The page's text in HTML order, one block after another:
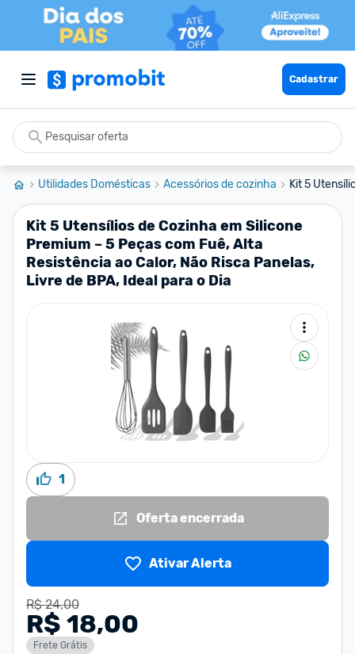
Cadastrar
Utilidades Domésticas Acessórios de cozinha Kit 5
Kit 5 Utensílios de Cozinha em Silicone
Premium – 5 Peças com Fuê, Alta
Resistência ao Calor, Não Risca Panelas,
Livre de BPA, Ideal para o Dia
1
Oferta encerrada
Ativar Alerta
R$ 24,00
R$ 18,00
Frete Grátis